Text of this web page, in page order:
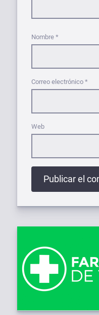
Nombre *
Correo electrónico *
Web